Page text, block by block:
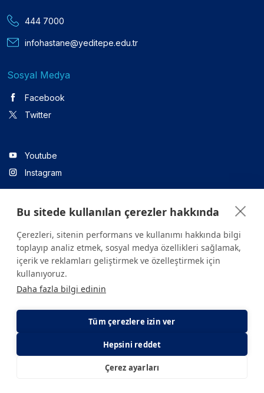
E-Randevu
444 7000
infohastane@yeditepe.edu.tr
Sosyal Medya
Facebook
Twitter
Youtube
Instagram
Linkedin
Sitede yer alan tüm içerikler yalnızca bilgilendirme amaçlıdır.
Sağlığınızla ilgili sorularınız için mutlaka doktoruza ya da bir sağlık
kuruluşuna başvurunuz.
Gizlilik ve Çerez Politikası KVKK Aydınlatma Metni
Bu sitede kullanılan çerezler hakkında
Çerezleri, sitenin performans ve kullanımı hakkında bilgi
toplayıp analiz etmek, sosyal medya özellikleri sağlamak,
içerik ve reklamları geliştirmek ve özelleştirmek için
kullanıyoruz.
Daha fazla bilgi edinin
Tüm çerezlere izin ver
Hepsini reddet
Çerez ayarları